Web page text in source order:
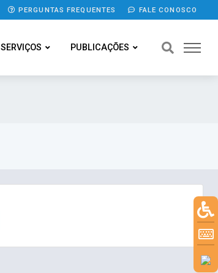
PERGUNTAS FREQUENTES FALE CONOSCO
SERVIÇOS PUBLICAÇÕES